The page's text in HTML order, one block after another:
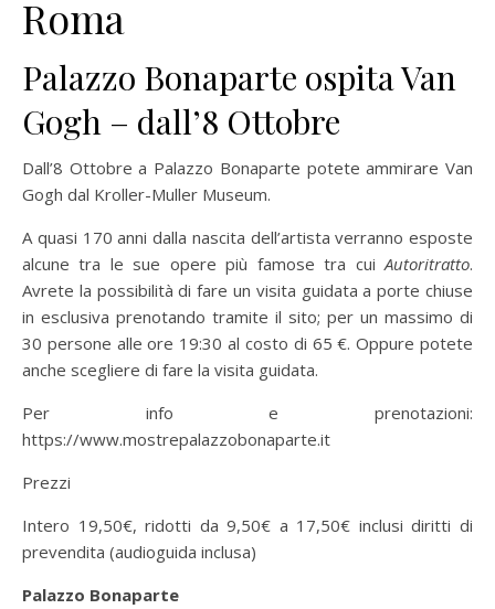
Roma
Palazzo Bonaparte ospita Van
Gogh – dall’8 Ottobre
Dall’8 Ottobre a Palazzo Bonaparte potete ammirare Van
Gogh dal Kroller-Muller Museum.
A quasi 170 anni dalla nascita dell’artista verranno esposte
alcune tra le sue opere più famose tra cuiAutoritratto.
Avrete la possibilità di fare un visita guidata a porte chiuse
in esclusiva prenotando tramite il sito; per un massimo di
30 persone alle ore 19:30 al costo di 65 €. Oppure potete
anche scegliere di fare la visita guidata.
Per info e prenotazioni:
https://www.mostrepalazzobonaparte.it
Prezzi
Intero 19,50€, ridotti da 9,50€ a 17,50€ inclusi diritti di
prevendita (audioguida inclusa)
Palazzo Bonaparte